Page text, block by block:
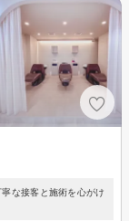
な接客と施術を心がけ